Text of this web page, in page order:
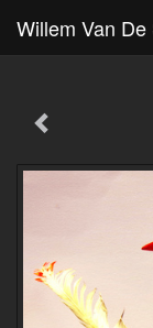
Willem Van